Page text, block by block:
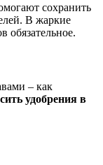
сохранить
В жаркие
обязательное.
– как
удобрения в